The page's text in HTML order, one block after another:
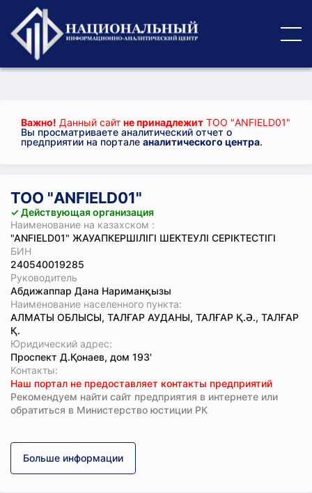
Важно! Данный сайт не принадлежит ТОО "ANFIELD01"
Вы просматриваете аналитический отчет о
предприятии на портале аналитического центра.
ТОО "ANFIELD01"
✓ Действующая организация
Наименование на казахском :
"ANFIELD01" ЖАУАПКЕРШІЛІГІ ШЕКТЕУЛІ СЕРІКТЕСТІГІ
БИН
240540019285
Руководитель
Абдижаппар Дана Нариманқызы
Наименование населенного пункта:
АЛМАТЫ ОБЛЫСЫ, ТАЛҒАР АУДАНЫ, ТАЛҒАР Қ.Ә., ТАЛҒАР
Қ.
Юридический адрес:
Проспект Д.Қонаев, дом 193'
Koнтaкты:
Наш портал не предоставляет контакты предприятий
Рекомендуем найти сайт предприятия в интернете или
обратиться в Министерство юстиции РК
Больше информации